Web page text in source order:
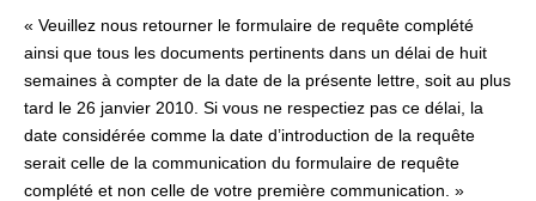
« Veuillez nous retourner le formulaire de requête complété
ainsi que tous les documents pertinents dans un délai de huit
semaines à compter de la date de la présente lettre, soit au plus
tard le 26 janvier 2010. Si vous ne respectiez pas ce délai, la
date considérée comme la date d’introduction de la requête
serait celle de la communication du formulaire de requête
complété et non celle de votre première communication. »